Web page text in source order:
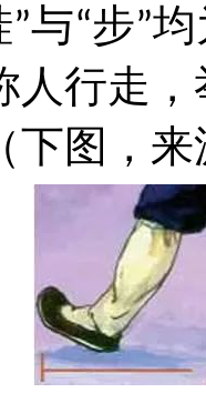
”与“步”均
人行走
下图，